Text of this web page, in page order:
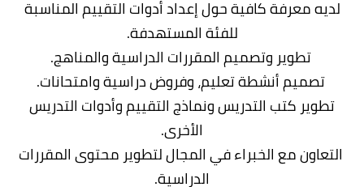
لديه معرفة كافية حول إعداد أدوات التقييم المناسبة
للفئة المستهدفة.
تطوير وتصميم المقررات الدراسية والمناهج.
تصميم أنشطة تعليم، وفروض دراسية وامتحانات.
تطوير كتب التدريس ونماذج التقييم وأدوات التدريس
الأخرى.
التعاون مع الخبراء في المجال لتطوير محتوى المقررات
الدراسية.